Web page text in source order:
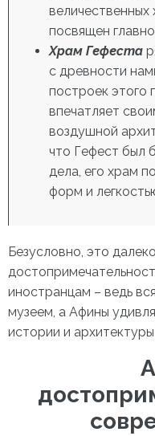
посвящен
Храм Гефеста
с древности
построек этого
впечатляет
воздушной
что Гефест был
дела, его храм
форм и
Безусловно, это
иностранцам – ведь
музеем, а Афины
истории и